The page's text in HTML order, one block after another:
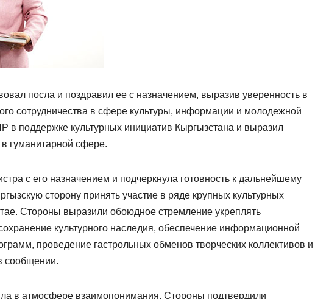
посла и поздравил ее с назначением, выразив уверенность в
сотрудничества в сфере культуры, информации и молодежной
в поддержке культурных инициатив Кыргызстана и выразил
в гуманитарной сфере.
с его назначением и подчеркнула готовность к дальнейшему
сторону принять участие в ряде крупных культурных
Стороны выразили обоюдное стремление укреплять
культурного наследия, обеспечение информационной
проведение гастрольных обменов творческих коллективов и
сообщении.
в атмосфере взаимопонимания. Стороны подтвердили